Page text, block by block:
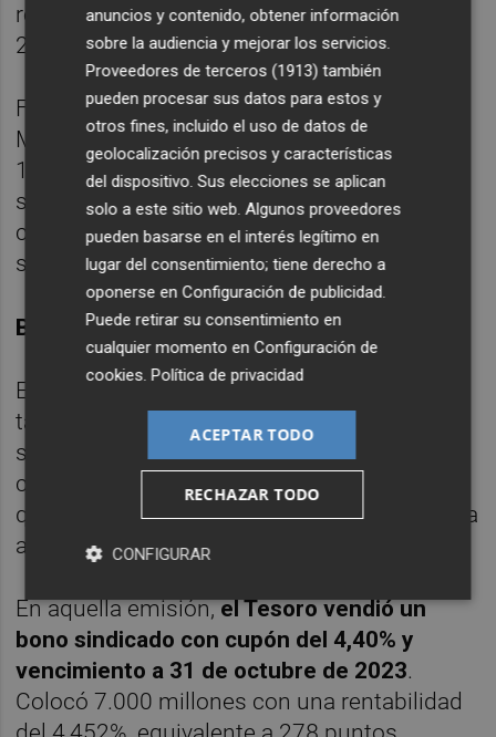
registrado en mayo y un interés marginal del
2,732% frente al 2,472% anterior.
Finalmente, el organismo adscrito al
Ministerio de Economía ha colocado
1.487,06 millones de los 3.753,06 millones
solicitados en obligaciones a diez años con
cupón 4,40%. De hecho, las peticiones han
superado en 2,5 veces lo vendido.
BONO SINDICADO
En el papel a más largo plazo, el organismo
también ha tenido que elevar la rentabilidad
si se comparan los tipos de esta emisión
con los anotados en la emisión sindicada
que realizó el Tesoro en el mes de mayo para
aprovechar las condiciones del mercado.
En aquella emisión,el Tesoro vendió un
bono sindicado con cupón del 4,40% y
vencimiento a 31 de octubre de 2023.
Colocó 7.000 millones con una rentabilidad
anuncios y contenido, obtener información
sobre la audiencia y mejorar los servicios.
Proveedores de terceros (1913) también
pueden procesar sus datos para estos y
otros fines, incluido el uso de datos de
geolocalización precisos y características
del dispositivo. Sus elecciones se aplican
solo a este sitio web. Algunos proveedores
pueden basarse en el interés legítimo en
lugar del consentimiento; tiene derecho a
oponerse enConfiguración de publicidad
Puede retirar su consentimiento en
cualquier momento enConfiguración de
cookies .Política de privacidad
ACEPTAR TODO
RECHAZAR TODO
CONFIGURAR